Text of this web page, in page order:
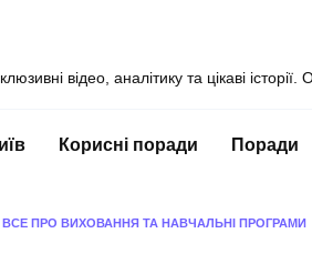
відео, аналітику та цікаві
Корисні поради Поради
ПРО ВИХОВАННЯ ТА НАВЧАЛЬНІ ПРОГРАМИ